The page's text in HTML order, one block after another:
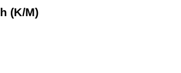
(K/M)